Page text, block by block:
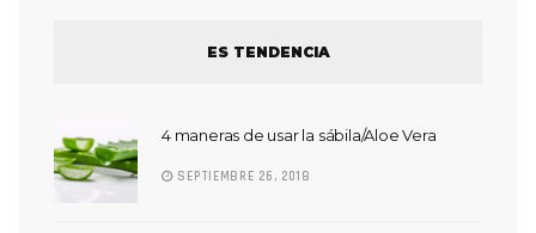
ES TENDENCIA
4 maneras de usar la sábila/Aloe Vera
SEPTIEMBRE 26, 2018